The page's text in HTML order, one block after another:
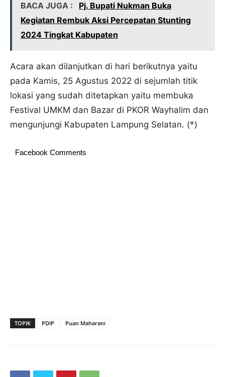
BACA JUGA :
Pj. Bupati Nukman Buka
Kegiatan Rembuk Aksi Percepatan Stunting
2024 Tingkat Kabupaten
Acara akan dilanjutkan di hari berikutnya yaitu
pada Kamis, 25 Agustus 2022 di sejumlah titik
lokasi yang sudah ditetapkan yaitu membuka
Festival UMKM dan Bazar di PKOR Wayhalim dan
mengunjungi Kabupaten Lampung Selatan. (*)
Facebook Comments
TOPIK PDIP Puan Maharani